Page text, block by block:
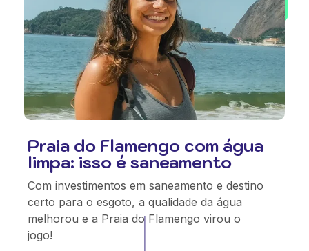
Praia do Flamengo com água
limpa: isso é saneamento
Com investimentos em saneamento e destino
certo para o esgoto, a qualidade da água
melhorou e a Praia do Flamengo virou o
jogo!